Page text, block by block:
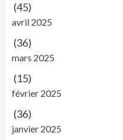
(45)
avril 2025
(36)
mars 2025
(15)
février 2025
(36)
janvier 2025